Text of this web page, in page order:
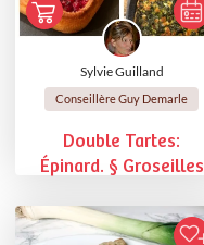
Sylvie Guilland
Conseillère Guy Demarle
Double Tartes:
Épinard. § Groseilles